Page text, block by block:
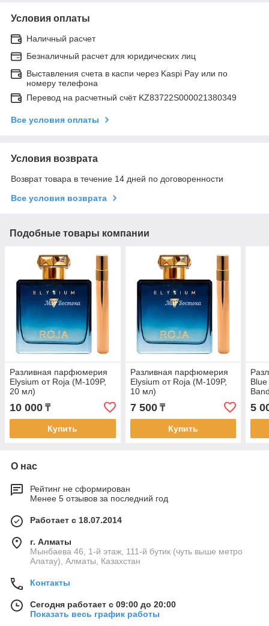
Условия оплаты
Наличный расчет
Безналичный расчет для юридических лиц
Выставления счета в каспи через Kaspi Pay или по
номеру телефона
Перевод на расчетный счёт KZ83722S000021380349
Все условия оплаты
Условия возврата
Возврат товара в течение 14 дней по договоренности
Все условия возврата
Подобные товары компании
Разливная парфюмерия
Elysium от Roja (M-109P,
20 мл)
10 000 ₸
Купить
Разливная парфюмерия
Elysium от Roja (M-109P,
10 мл)
7 500₸
Купить
5
О нас
Рейтинг не сформирован
Менее 5 отзывов за последний год
Работает с 18.07.2014
г. Алматы
Мынбаева 46, 1-й этаж, 111-й бутик (чуть выше метро
Алатау), Алматы, Казахстан
Контакты
Сегодня работает с 09:00 до 20:00
Показать весь график работы